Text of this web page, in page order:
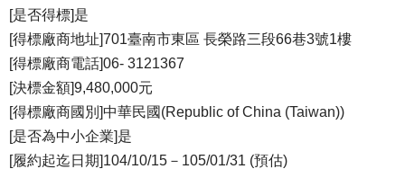
[是否得標]是
[得標廠商地址]701臺南市東區 長榮路三段66巷3號1樓
[得標廠商電話]06- 3121367
[決標金額]9,480,000元
[得標廠商國別]中華民國(Republic of China (Taiwan))
[是否為中小企業]是
[履約起迄日期]104/10/15－105/01/31 (預估)